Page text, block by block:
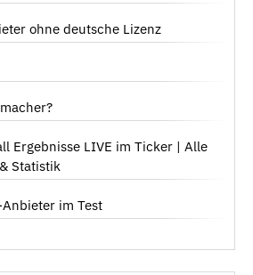
ohne deutsche Lizenz
Ergebnisse LIVE im Ticker | Alle
Statistik
im Test